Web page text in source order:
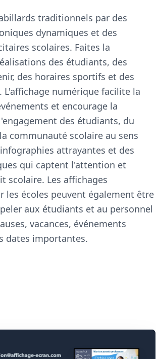
traditionnels par des
dynamiques et des
scolaires. Faites la
des étudiants, des
des horaires sportifs et des
L'affichage numérique facilite la
et encourage la
des étudiants, du
communauté scolaire au sens
attrayantes et des
qui captent l'attention et
scolaire. Les affichages
les écoles peuvent également être
aux étudiants et au personnel
vacances, événements
dates importantes.